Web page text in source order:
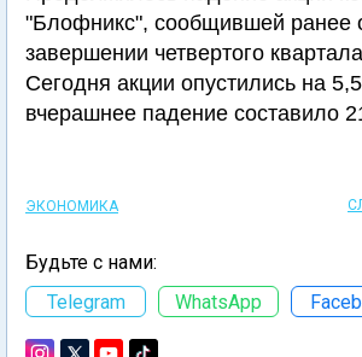
"Блофникс", сообщившей ранее
завершении четвертого
Сегодня акции опустились на
вчерашнее падение составило
ЭКОНОМИКА
Будьте с нами:
Telegram
WhatsApp